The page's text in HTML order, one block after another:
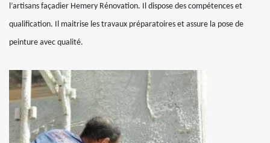
l’artisans façadier Hemery Rénovation. Il dispose des compétences et
qualification. Il maitrise les travaux préparatoires et assure la pose de
peinture avec qualité.